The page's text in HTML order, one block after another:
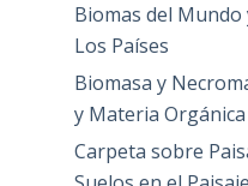
Biomas del Mundo
Los Países
Biomasa y
y Materia Orgánica
Carpeta sobre